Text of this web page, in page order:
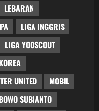
LEBARAN
LIGA INGGRIS
LIGA YOOSCOUT
UNITED
MOBIL
SUBIANTO